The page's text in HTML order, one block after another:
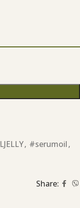
, #serumoil,
Share: